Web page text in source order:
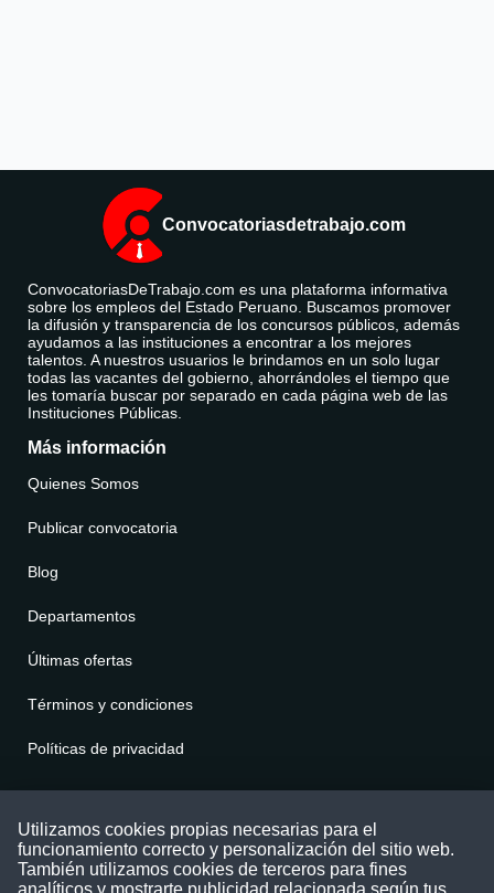
Convocatoriasdetrabajo.com
ConvocatoriasDeTrabajo.com es una plataforma informativa
sobre los empleos del Estado Peruano. Buscamos promover
la difusión y transparencia de los concursos públicos, además
ayudamos a las instituciones a encontrar a los mejores
talentos. A nuestros usuarios le brindamos en un solo lugar
todas las vacantes del gobierno, ahorrándoles el tiempo que
les tomaría buscar por separado en cada página web de las
Instituciones Públicas.
Más información
Quienes Somos
Publicar convocatoria
Blog
Departamentos
Últimas ofertas
Términos y condiciones
Políticas de privacidad
Puede comunicarse con nosotros a través
nuestras redes sociales o del correo:
Utilizamos cookies propias necesarias para el
funcionamiento correcto y personalización del sitio web.
También utilizamos cookies de terceros para fines
analíticos y mostrarte publicidad relacionada según tus